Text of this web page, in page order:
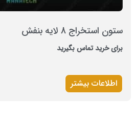
ستون استخراج 8 لایه بنفش
برای خرید تماس بگیرید
اطلاعات بیشتر